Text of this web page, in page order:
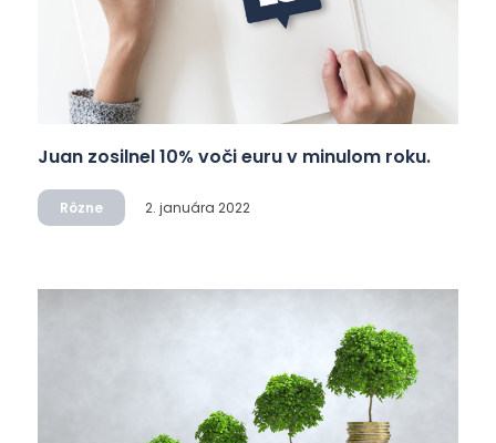
Juan zosilnel 10% voči euru v minulom roku.
Rôzne 2. januára 2022